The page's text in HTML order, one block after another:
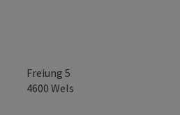
Freiung 5
4600 Wels